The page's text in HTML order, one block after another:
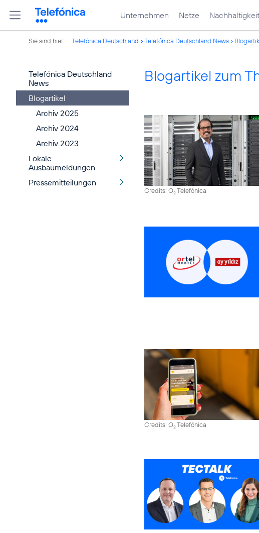
Unternehmen Netze Nachhaltigkeit
Sie sind hier: Telefónica Deutschland Telefónica Deutschland News
Telefónica Deutschland
News
Blogartikel
Archiv 2025
Archiv 2024
Archiv 2023
Lokale
Ausbaumeldungen
Pressemitteilungen
Blogartikel zum
Credits: O2Telefónica
Credits: O2Telefónica